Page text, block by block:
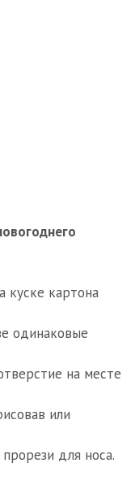
куске картона
одинаковые
на месте
или
для носа.